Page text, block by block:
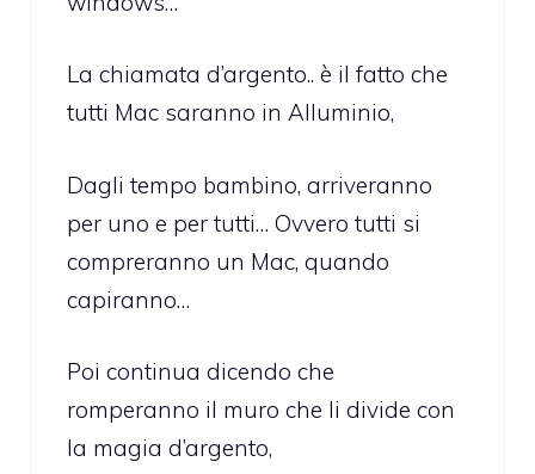
La chiamata d’argento.. è il fatto che
tutti Mac saranno in Alluminio,
Dagli tempo bambino, arriveranno
per uno e per tutti… Ovvero tutti si
compreranno un Mac, quando
capiranno…
Poi continua dicendo che
romperanno il muro che li divide con
la magia d’argento,